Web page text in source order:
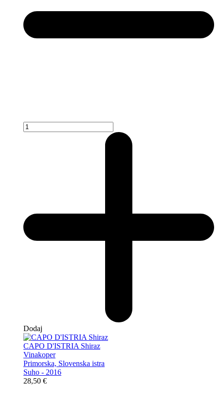
Dodaj
CAPO D'ISTRIA Shiraz
Vinakoper
Primorska, Slovenska istra
Suho - 2016
28,50 €